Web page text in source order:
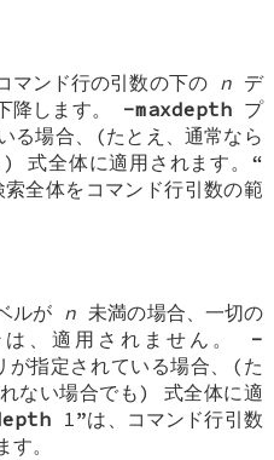
マンド行の引数の下の nデ
降します。 -maxdepthプ
る場合、(たとえ、通常なら
) 式全体に適用されます。“
索全体をコマンド行引数の範
ルが n 未満の場合、一切の
は、適用されません。 -
指定されている場合、(た
ない場合でも) 式全体に適
1”は、コマンド行引数
。